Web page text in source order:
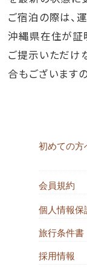
ご宿泊の際は、
沖縄県在住が証
ご提示いただけ
合もございます
初めての方
会員規約
個人情報保
旅行条件書
採用情報